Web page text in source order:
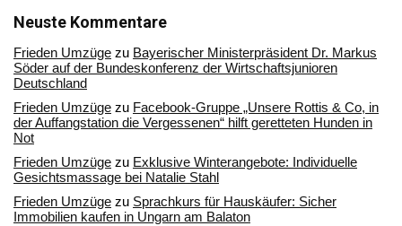
Archiv
Neuste Kommentare
Frieden Umzüge zu Bayerischer Ministerpräsident Dr. Markus
Söder auf der Bundeskonferenz der Wirtschaftsjunioren
Deutschland
Frieden Umzüge zu Facebook-Gruppe „Unsere Rottis & Co, in
der Auffangstation die Vergessenen“ hilft geretteten Hunden in
Not
Frieden Umzüge zu Exklusive Winterangebote: Individuelle
Gesichtsmassage bei Natalie Stahl
Frieden Umzüge zu Sprachkurs für Hauskäufer: Sicher
Immobilien kaufen in Ungarn am Balaton